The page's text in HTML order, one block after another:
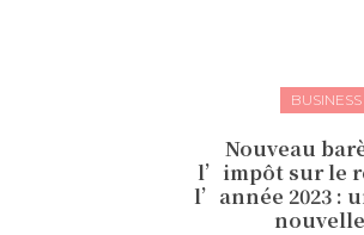
BUSINESS
Nouveau
l’impôt sur le
l’année 2023 :